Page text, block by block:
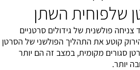
שלפוחית השתן
צניחה פולשנית של גידולים סרטניים
קוטע את התהליך הפולשני של הסרטן
סגורים מקומית, במצב זה הם יותר
יותר.